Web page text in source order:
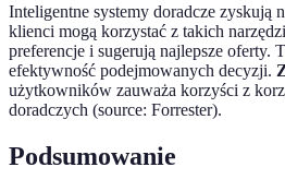
Inteligentne systemy doradcze zyskują
klienci mogą korzystać z takich
preferencje i sugerują najlepsze oferty.
efektywność podejmowanych decyzji.
użytkowników zauważa korzyści z
doradczych (source: Forrester).
Podsumowanie